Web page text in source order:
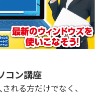
コン講座
れる方だけでなく、